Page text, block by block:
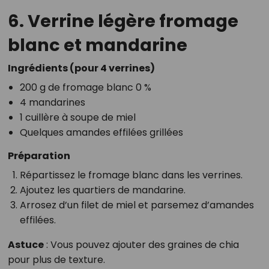
6. Verrine légère fromage
blanc et mandarine
Ingrédients (pour 4 verrines)
200 g de fromage blanc 0 %
4 mandarines
1 cuillère à soupe de miel
Quelques amandes effilées grillées
Préparation
Répartissez le fromage blanc dans les verrines.
Ajoutez les quartiers de mandarine.
Arrosez d’un filet de miel et parsemez d’amandes
effilées.
Astuce: Vous pouvez ajouter des graines de chia
pour plus de texture.